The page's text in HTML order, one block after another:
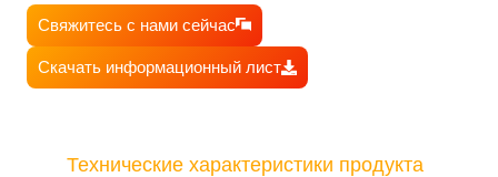
Свяжитесь с нами сейчас
Скачать информационный лист
Технические характеристики продукта